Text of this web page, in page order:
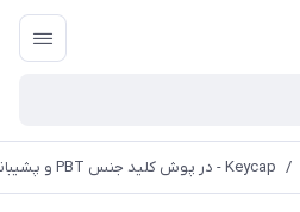
/ Keycap - در پوش کلید جنس PBT و پشیبانی از RGB رنگ بنفش (کیکپ)